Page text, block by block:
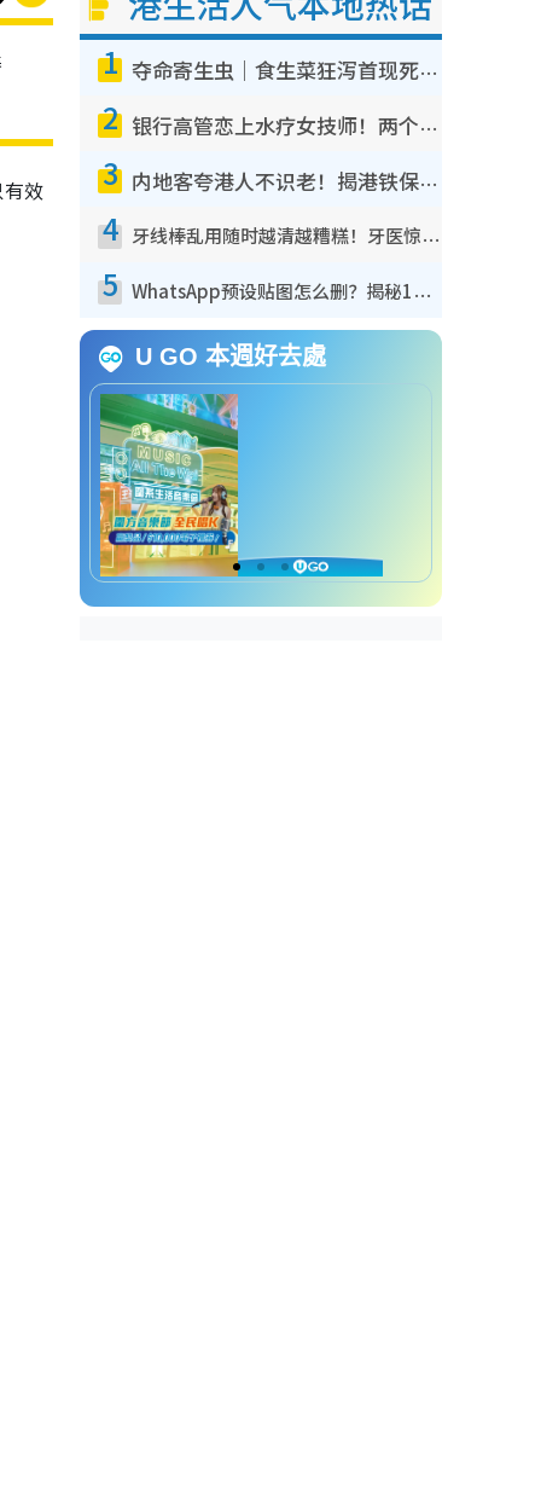
效
1 夺命寄生虫｜食生菜狂泻首现死者！疫潮恶化录1.8万宗病例 揭洗菜3大谬误
2 银行高管恋上水疗女技师！两个月借128万惊觉“沉船”沉落火海 揭背后疑似邪教操控卖淫
3 内地客夸港人不识老！揭港铁保鲜级冷气 港人求放过：别投诉
4 牙线棒乱用随时越清越糟糕！牙医惊揭盲目过户细菌恐致蛀牙：这种才是日常真保养
5 WhatsApp预设贴图怎么删？揭秘1招“反向操作”还原简洁界面 附3步实测教程
U GO 本週好去處